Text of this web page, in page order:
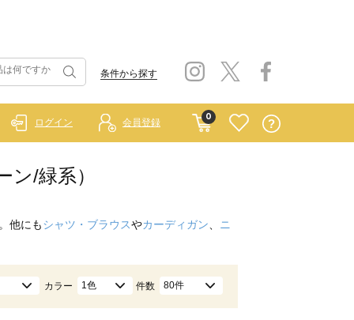
条件から探す
0
ログイン 会員登録
/緑系）
他にもシャツ・ブラウスやカーディガン
ニ
カラー 1色 件数 80件